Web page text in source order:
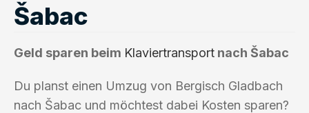
Šabac
Geld sparen beim Klaviertransport nach Šabac
Du planst einen Umzug von Bergisch Gladbach
nach Šabac und möchtest dabei Kosten sparen?